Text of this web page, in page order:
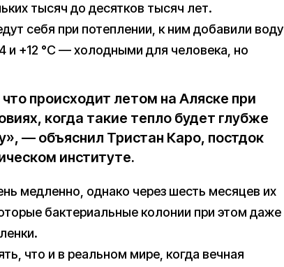
тысяч до десятков тысяч лет.
себя при потеплении, к ним добавили воду
и +12 °C — холодными для человека, но
происходит летом на Аляске при
когда такие тепло будет глубже
— объяснил Тристан Каро, постдок
институте.
медленно, однако через шесть месяцев их
бактериальные колонии при этом даже
что и в реальном мире, когда вечная